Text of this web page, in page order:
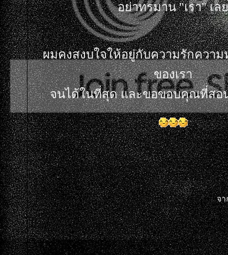
อย่าทรมาน "เรา" เล
ผมคงสงบใจให้อยู่กับความรักความ
ของเรา
จนได้ในที่สุด และขอขอบคุณที่สอ
จา